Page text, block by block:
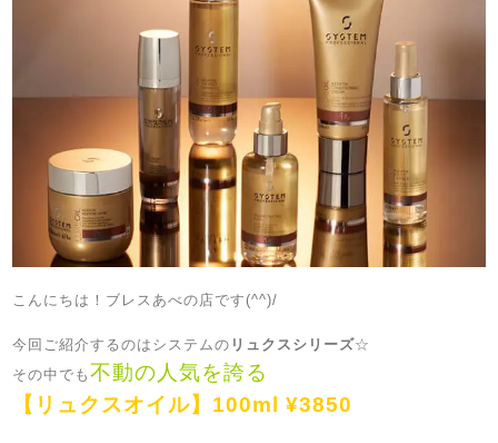
こんにちは！ブレスあべの店です(^^)/
今回ご紹介するのはシステムの リュクスシリーズ☆
その中でも不動の人気を誇る
【リュクスオイル】100ml ¥3850